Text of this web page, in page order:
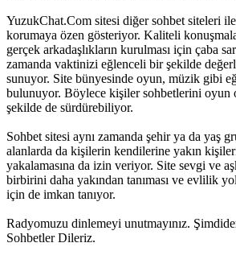
YuzukChat.Com sitesi diğer sohbet siteleri ile
korumaya özen gösteriyor. Kaliteli
gerçek arkadaşlıkların kurulması için çaba
zamanda vaktinizi eğlenceli bir şekilde
sunuyor. Site bünyesinde oyun, müzik gibi
bulunuyor. Böylece kişiler sohbetlerini
şekilde de sürdürebiliyor.
Sohbet sitesi aynı zamanda şehir ya da yaş
alanlarda da kişilerin kendilerine yakın kişileri
yakalamasına da izin veriyor. Site sevgi ve
birbirini daha yakından tanıması ve evlilik
için de imkan tanıyor.
Radyomuzu dinlemeyi unutmayınız.
Sohbetler Dileriz.